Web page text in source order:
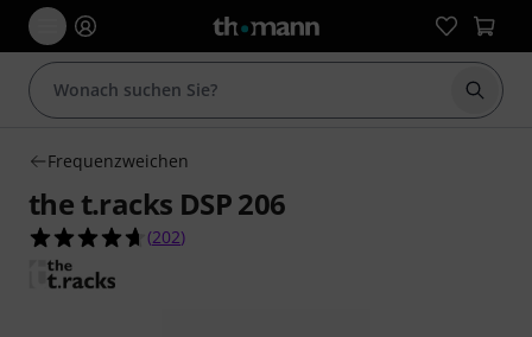
Suche
Frequenzweichen
the t.racks DSP 206
4.7 von 5 Sternen aus 202 Kundenbewertungen
(202)